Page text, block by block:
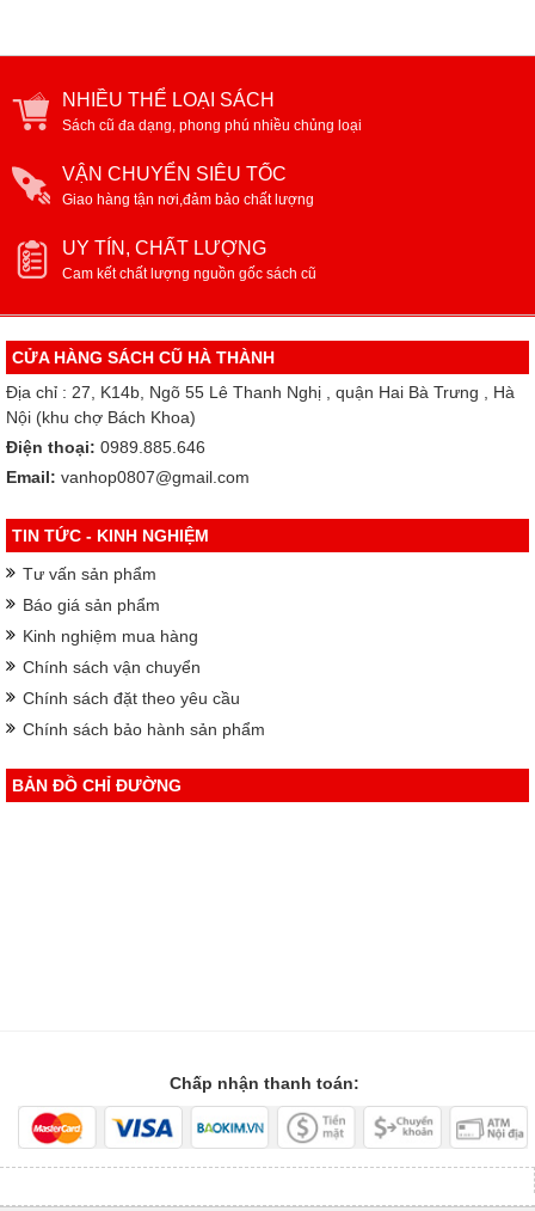
NHIỀU THỂ LOẠI SÁCH
Sách cũ đa dạng, phong phú nhiều chủng loại
VẬN CHUYỂN SIÊU TỐC
Giao hàng tận nơi,đảm bảo chất lượng
UY TÍN, CHẤT LƯỢNG
Cam kết chất lượng nguồn gốc sách cũ
CỬA HÀNG SÁCH CŨ HÀ THÀNH
Địa chỉ : 27, K14b, Ngõ 55 Lê Thanh Nghị , quận Hai Bà Trưng , Hà
Nội (khu chợ Bách Khoa)
Điện thoại: 0989.885.646
Email: vanhop0807@gmail.com
TIN TỨC - KINH NGHIỆM
Tư vấn sản phẩm
Báo giá sản phẩm
Kinh nghiệm mua hàng
Chính sách vận chuyển
Chính sách đặt theo yêu cầu
Chính sách bảo hành sản phẩm
BẢN ĐỒ CHỈ ĐƯỜNG
Chấp nhận thanh toán: